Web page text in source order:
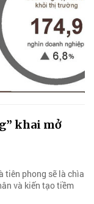
khai mở
tiên phong sẽ là chìa
và kiến tạo tiềm